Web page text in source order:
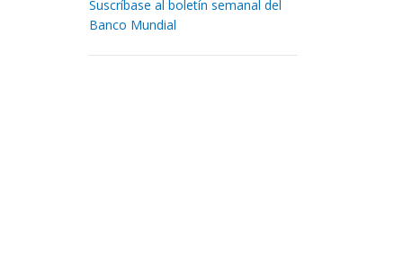
Suscríbase al boletín semanal del
Banco Mundial